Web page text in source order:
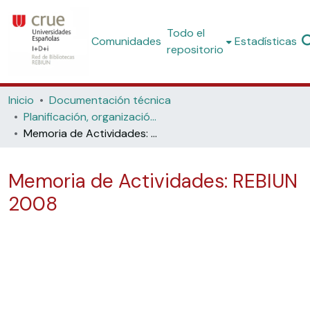
Comunidades
Todo el
repositorio
Estadísticas
Inicio
Documentación técnica
Planificación, organización y estadísticas
Memoria de Actividades: REBIUN 2008
Memoria de Actividades: REBIUN
2008